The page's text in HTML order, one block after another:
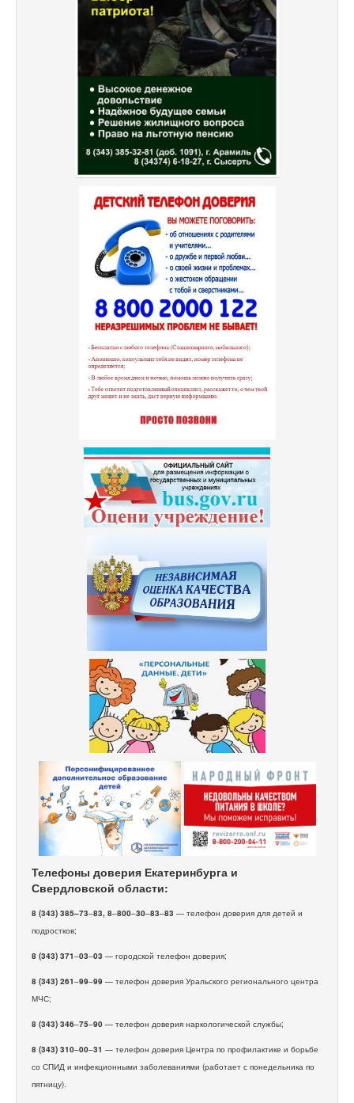
Телефоны доверия Екатеринбурга и
Свердловской области:
8 (343) 385–73–83, 8–800–30–83–83 — телефон доверия для детей и
подростков;
8 (343) 371–03–03 — городской телефон доверия;
8 (343) 261–99–99 — телефон доверия Уральского регионального центра
МЧС;
8 (343) 346–75–90 — телефон доверия наркологической службы;
8 (343) 310–00–31 — телефон доверия Центра по профилактике и борьбе
со СПИД и инфекционными заболеваниями (работает с понедельника по
пятницу).